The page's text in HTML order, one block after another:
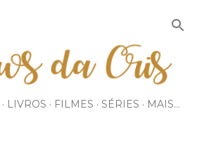
LIVROS FILMES SÉRIES MAIS…